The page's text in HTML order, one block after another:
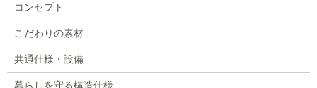
コンセプト
こだわりの素材
共通仕様・設備
暮らしを守る構造仕様